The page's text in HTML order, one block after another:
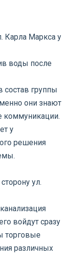
Карла Маркса у
воды после
состав группы
они знают
у
решения
ул.
войдут сразу
торговые
различных